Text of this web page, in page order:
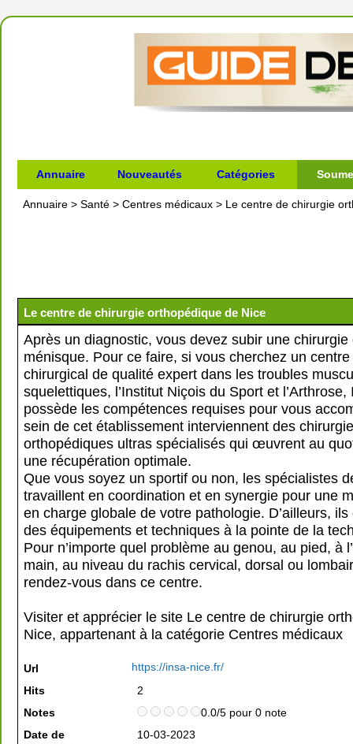
Annuaire Nouveautés Catégories
Annuaire > Santé > Centres médicaux > Le centre de chirurgie
Le centre de chirurgie orthopédique de Nice
Après un diagnostic, vous devez subir une chirurgie
ménisque. Pour ce faire, si vous cherchez un
chirurgical de qualité expert dans les troubles
squelettiques, l’Institut Niçois du Sport et l’Arthrose,
possède les compétences requises pour vous
sein de cet établissement interviennent des
orthopédiques ultras spécialisés qui œuvrent au
une récupération optimale.
Que vous soyez un sportif ou non, les spécialistes
travaillent en coordination et en synergie pour une
en charge globale de votre pathologie. D’ailleurs,
des équipements et techniques à la pointe de la
Pour n’importe quel problème au genou, au pied, à
main, au niveau du rachis cervical, dorsal ou
rendez-vous dans ce centre.
Visiter et apprécier le site Le centre de chirurgie
Nice, appartenant à la catégorie Centres médicaux
Url
https://insa-nice.fr/
Hits
2
Notes
0.0/5 pour 0 note
Date de
10-03-2023